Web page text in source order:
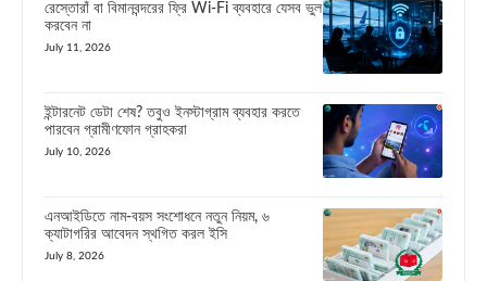
রেস্তোরাঁ বা বিমানবন্দরের ফ্রি Wi-Fi ব্যবহারে যেসব ভুল
করবেন না
July 11, 2026
ইন্টারনেট ডেটা শেষ? তবুও ইনস্টাগ্রাম ব্যবহার করতে
পারবেন গ্রামীণফোন গ্রাহকরা
July 10, 2026
এনআইডিতে নাম-বয়স সংশোধনে নতুন নিয়ম, ৬
ক্যাটাগরির আবেদন স্থগিত করল ইসি
July 8, 2026